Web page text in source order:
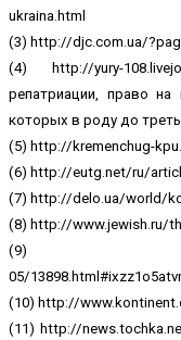
ukraina.html
(3) http://djc.com.ua/
(4) http://yury-
репатриации, право
которых в роду до
(5) http://kremenchug-
(6) http://eutg.net/ru/
(7) http://delo.ua/world/
(8) http://www.jewish.ru/
(9) http://
05/
(10) http://
(11) http://